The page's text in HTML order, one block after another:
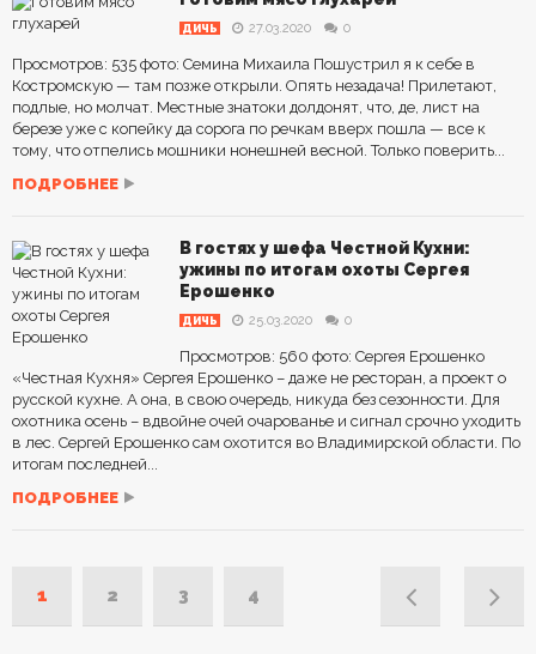
ДИЧЬ 27.03.2020 0
Просмотров: 535 фото: Семина Михаила Пошустрил я к себе в
Костромскую — там позже открыли. Опять незадача! Прилетают,
подлые, но молчат. Местные знатоки долдонят, что, де, лист на
березе уже с копейку да сорога по речкам вверх пошла — все к
тому, что отпелись мошники нонешней весной. Только поверить...
ПОДРОБНЕЕ
В гостях у шефа Честной Кухни:
ужины по итогам охоты Сергея
Ерошенко
ДИЧЬ 25.03.2020 0
Просмотров: 560 фото: Сергея Ерошенко
«Честная Кухня» Сергея Ерошенко – даже не ресторан, а проект о
русской кухне. А она, в свою очередь, никуда без сезонности. Для
охотника осень – вдвойне очей очарованье и сигнал срочно уходить
в лес. Сергей Ерошенко сам охотится во Владимирской области. По
итогам последней...
ПОДРОБНЕЕ
1 2 3 4